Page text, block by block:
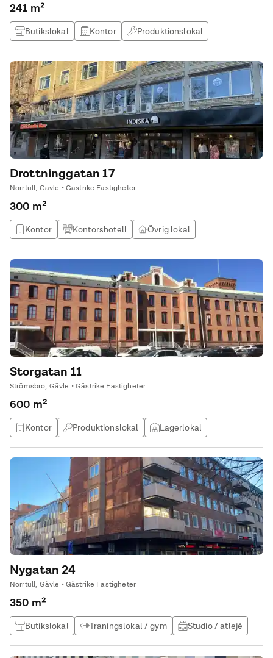
241 m²
Butikslokal Kontor
Produktionslokal
Kontorshotell
Drottninggatan 17
Norrtull, Gävle • Gästrike Fastigheter
300 m²
Kontor Kontorshotell
Övrig lokal
Träningslokal / gym
Storgatan 11
Strömsbro, Gävle • Gästrike Fastigheter
600 m²
Kontor Produktionslokal
Lagerlokal
Kontorshotell
Nygatan 24
Norrtull, Gävle • Gästrike Fastigheter
350 m²
Butikslokal Träningslokal / gym Studio / atlejé